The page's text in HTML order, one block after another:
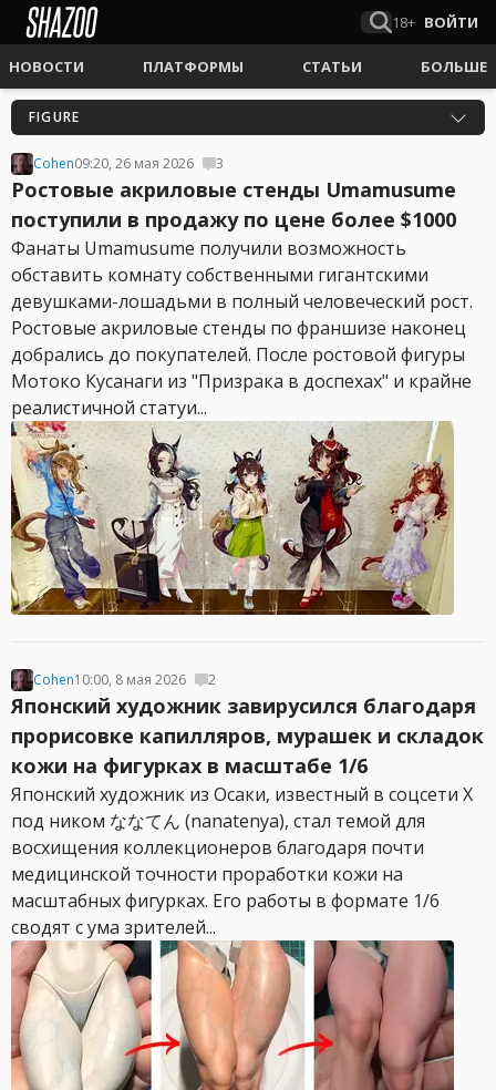
18+ ВОЙТИ
НОВОСТИ ПЛАТФОРМЫ СТАТЬИ БОЛЬШЕ
FIGURE
Cohen09:20, 26 мая 2026 3
Ростовые акриловые стенды Umamusume
поступили в продажу по цене более $1000
Фанаты Umamusume получили возможность
обставить комнату собственными гигантскими
девушками-лошадьми в полный человеческий рост.
Ростовые акриловые стенды по франшизе наконец
добрались до покупателей. После ростовой фигуры
Мотоко Кусанаги из "Призрака в доспехах" и крайне
реалистичной статуи...
Cohen10:00, 8 мая 2026 2
Японский художник завирусился благодаря
прорисовке капилляров, мурашек и складок
кожи на фигурках в масштабе 1/6
Японский художник из Осаки, известный в соцсети X
под ником ななてん (nanatenya), стал темой для
восхищения коллекционеров благодаря почти
медицинской точности проработки кожи на
масштабных фигурках. Его работы в формате 1/6
сводят с ума зрителей...